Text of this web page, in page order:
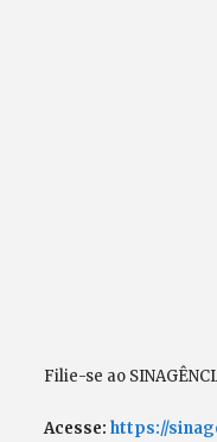
Filie-se ao
Acesse: https://